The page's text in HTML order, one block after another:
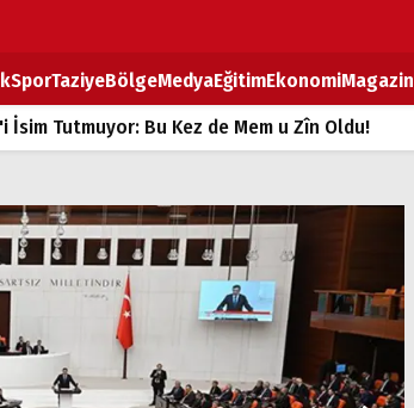
SporTaziyeBölgeMedyaEğitimEkonomiMagazin
İsim Tutmuyor: Bu Kez de Mem u Zîn Oldu!
ağır yük